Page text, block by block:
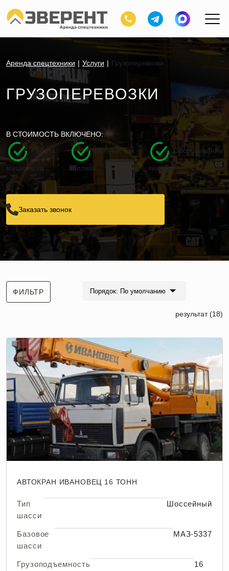
Аренда спецтехники Услуги Грузоперевозки
ГРУЗОПЕРЕВОЗКИ
В СТОИМОСТЬ ВКЛЮЧЕНО:
Работа
машиниста
Полный бак
топлива
Обслуживание
техники
Заказать звонок
ФИЛЬТР Порядок: По умолчанию
результат (18)
АВТОКРАН ИВАНОВЕЦ 16 ТОНН
Тип
шасси
Шоссейный
Базовое
шасси
МАЗ-5337
Грузоподъемность
16